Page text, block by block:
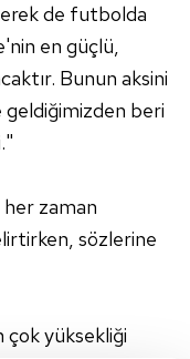
de futbolda
en güçlü,
Bunun aksini
beri
zaman
sözlerine
çok yüksekliği